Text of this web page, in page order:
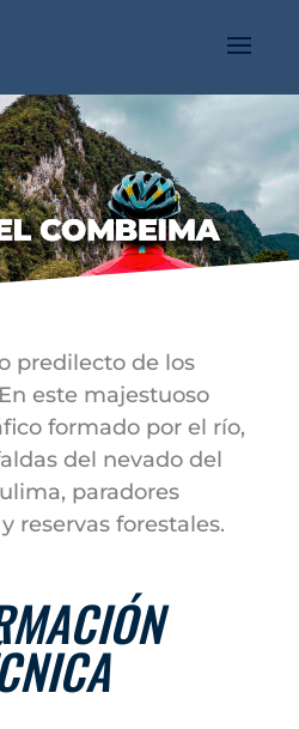
predilecto de los
este majestuoso
formado por el río,
del nevado del
paradores
reservas forestales.